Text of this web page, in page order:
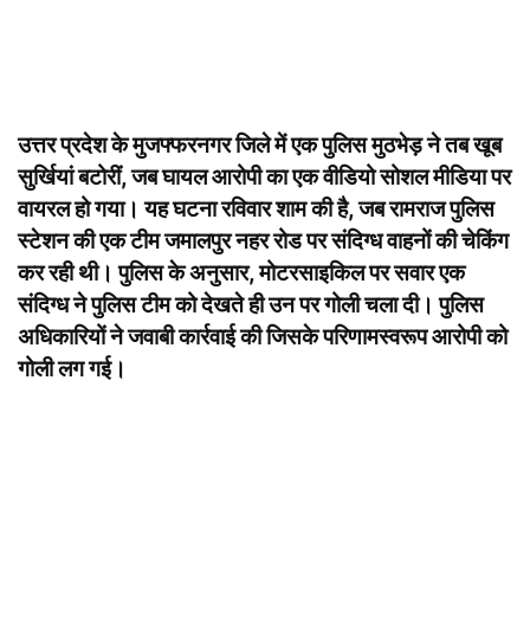
उत्तर प्रदेश के मुजफ्फरनगर जिले में एक पुलिस मुठभेड़ ने तब खूब
सुर्खियां बटोरीं, जब घायल आरोपी का एक वीडियो सोशल मीडिया पर
वायरल हो गया। यह घटना रविवार शाम की है, जब रामराज पुलिस
स्टेशन की एक टीम जमालपुर नहर रोड पर संदिग्ध वाहनों की चेकिंग
कर रही थी। पुलिस के अनुसार, मोटरसाइकिल पर सवार एक
संदिग्ध ने पुलिस टीम को देखते ही उन पर गोली चला दी। पुलिस
अधिकारियों ने जवाबी कार्रवाई की जिसके परिणामस्वरूप आरोपी को
गोली लग गई।